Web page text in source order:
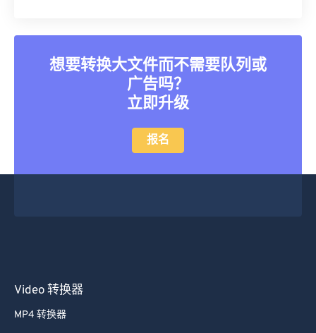
想要转换大文件而不需要队列或
广告吗？
立即升级
报名
Video 转换器
MP4 转换器